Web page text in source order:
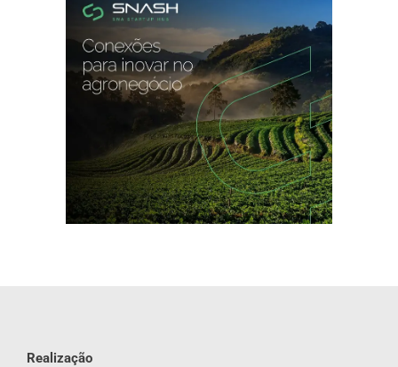
Realização